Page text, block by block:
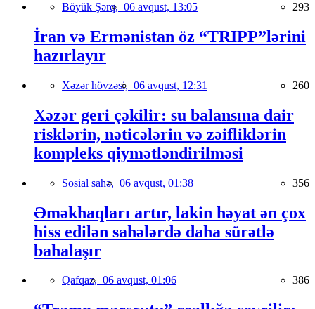
Böyük Şərq, 06 avqust, 13:05 293
İran və Ermənistan öz “TRIPP”lərini
hazırlayır
Xəzər hövzəsi, 06 avqust, 12:31 260
Xəzər geri çəkilir: su balansına dair
risklərin, nəticələrin və zəifliklərin
kompleks qiymətləndirilməsi
Sosial sahə, 06 avqust, 01:38 356
Əməkhaqları artır, lakin həyat ən çox
hiss edilən sahələrdə daha sürətlə
bahalaşır
Qafqaz, 06 avqust, 01:06 386